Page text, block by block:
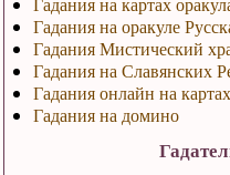
Гадания на оракуле
Гадания Мистический
Гадания на Славянских
Гадания онлайн на
Гадания на домино